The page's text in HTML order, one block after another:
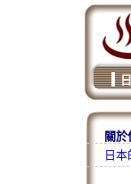
關
日